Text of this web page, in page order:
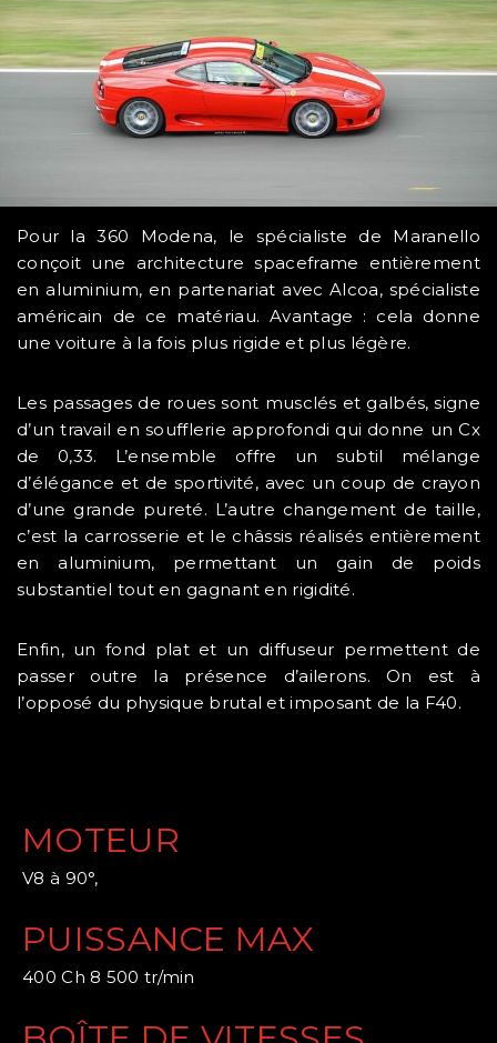
Pour la 360 Modena, le spécialiste de Maranello
conçoit une architecture spaceframe entièrement
en aluminium, en partenariat avec Alcoa, spécialiste
américain de ce matériau. Avantage : cela donne
une voiture à la fois plus rigide et plus légère.
Les passages de roues sont musclés et galbés, signe
d’un travail en soufflerie approfondi qui donne un Cx
de 0,33. L’ensemble offre un subtil mélange
d’élégance et de sportivité, avec un coup de crayon
d’une grande pureté. L’autre changement de taille,
c’est la carrosserie et le châssis réalisés entièrement
en aluminium, permettant un gain de poids
substantiel tout en gagnant en rigidité.
Enfin, un fond plat et un diffuseur permettent de
passer outre la présence d’ailerons. On est à
l’opposé du physique brutal et imposant de la F40.
MOTEUR
V8 à 90°,
PUISSANCE MAX
400 Ch 8 500 tr/min